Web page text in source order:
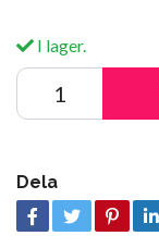
I lager.
Dela